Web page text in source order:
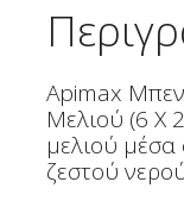
Αpimax
Μελιού (6 Χ
μελιού μέσα
ζεστού